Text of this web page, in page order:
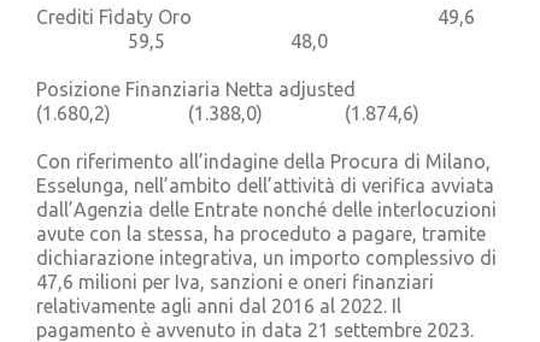
Crediti Fìdaty Oro 49,6
59,5 48,0
Posizione Finanziaria Netta adjusted
(1.680,2) (1.388,0) (1.874,6)
Con riferimento all’indagine della Procura di Milano,
Esselunga, nell’ambito dell’attività di verifica avviata
dall’Agenzia delle Entrate nonché delle interlocuzioni
avute con la stessa, ha proceduto a pagare, tramite
dichiarazione integrativa, un importo complessivo di
47,6 milioni per Iva, sanzioni e oneri finanziari
relativamente agli anni dal 2016 al 2022. Il
pagamento è avvenuto in data 21 settembre 2023.